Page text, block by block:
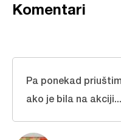
Komentari
Pa ponekad
ako je bila na akciji...